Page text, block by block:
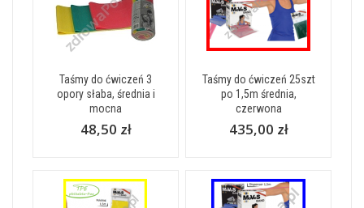
Taśmy do ćwiczeń 3
opory słaba, średnia i
mocna
48,50 zł
Taśmy do ćwiczeń 25szt
po 1,5m średnia,
czerwona
435,00 zł